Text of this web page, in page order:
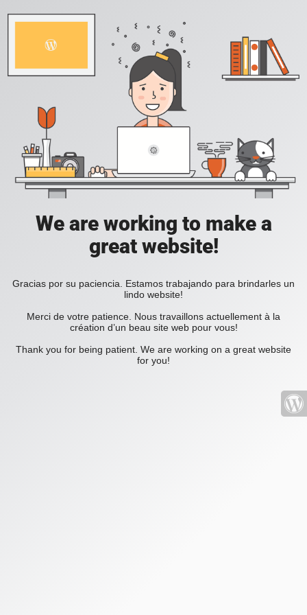
We are working to make a
great website!
Gracias por su paciencia. Estamos trabajando para brindarles un
lindo website!
Merci de votre patience. Nous travaillons actuellement à la
création d’un beau site web pour vous!
Thank you for being patient. We are working on a great website
for you!